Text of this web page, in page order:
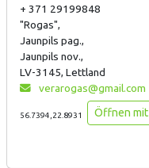
+ 371 29199848
"Rogas",
Jaunpils pag.,
Jaunpils nov.,
LV-3145, Lettland
verarogas@gmail.com
56.7394,22.8931 Öffnen mit